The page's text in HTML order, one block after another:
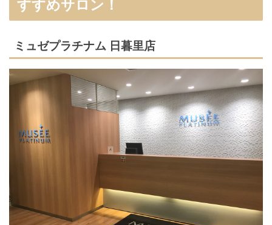
すすめサロン！
ミュゼプラチナム 日暮里店